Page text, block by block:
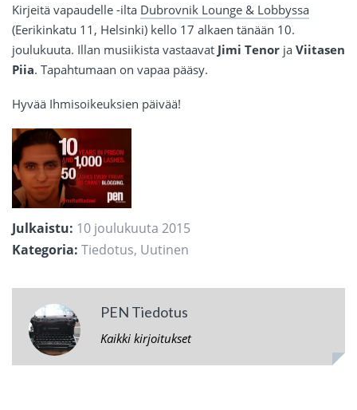
Kirjeitä vapaudelle -ilta Dubrovnik Lounge & Lobbyssa
(Eerikinkatu 11, Helsinki) kello 17 alkaen tänään 10.
joulukuuta. Illan musiikista vastaavat Jimi Tenor ja Viitasen
Piia. Tapahtumaan on vapaa pääsy.
Hyvää Ihmisoikeuksien päivää!
Julkaistu: 10 joulukuuta 2015
Kategoria: Tiedotus, Uutinen
PEN Tiedotus
Kaikki kirjoitukset